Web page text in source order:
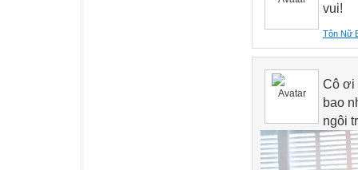
vui!
Tôn Nữ
Cô ơi
bao
ngôi